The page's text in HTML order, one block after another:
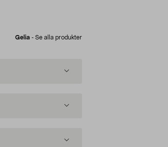
Gelia - Se alla produkter